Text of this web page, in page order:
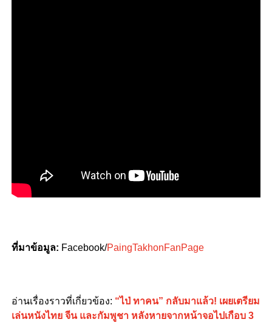
ที่มาข้อมูล: Facebook/PaingTakhonFanPage
อ่านเรื่องราวที่เกี่ยวข้อง: “ไป่ ทาคน” กลับมาแล้ว! เผยเตรียม
เล่นหนังไทย จีน และกัมพูชา หลังหายจากหน้าจอไปเกือบ 3